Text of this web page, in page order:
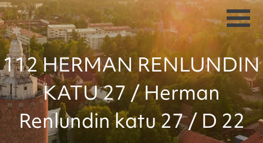
112 HERMAN RENLUNDIN
KATU 27 / Herman
Renlundin katu 27 / D 22